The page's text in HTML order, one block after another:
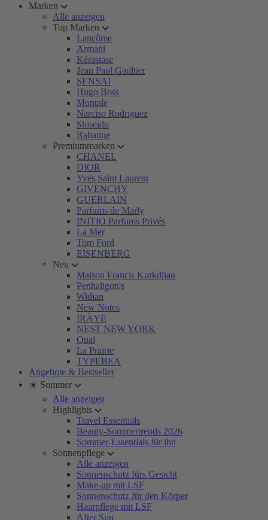
Marken
Alle anzeigen
Top Marken
Lancôme
Armani
Kérastase
Jean Paul Gaultier
SENSAI
Hugo Boss
Montale
Narciso Rodriguez
Shiseido
Rabanne
Premiummarken
CHANEL
DIOR
Yves Saint Laurent
GIVENCHY
GUERLAIN
Parfums de Marly
INITIO Parfums Privés
La Mer
Tom Ford
EISENBERG
Neu
Maison Francis Kurkdjian
Penhaligon's
Widian
New Notes
IRÄYE
NEST NEW YORK
Ouai
La Prairie
TYPEBEA
Angebote & Bestseller
☀️ Sommer
Alle anzeigen
Highlights
Travel Essentials
Beauty-Sommertrends 2026
Sommer-Essentials für ihn
Sonnenpflege
Alle anzeigen
Sonnenschutz fürs Gesicht
Make-up mit LSF
Sonnenschutz für den Körper
Haarpflege mit LSF
After Sun